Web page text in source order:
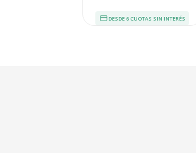
DESDE 6 CUOTAS SIN INTERÉS